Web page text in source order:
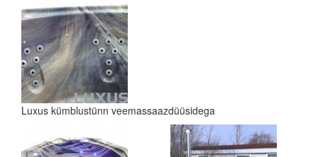
Luxus kümblustünn veemassaazdüüsidega